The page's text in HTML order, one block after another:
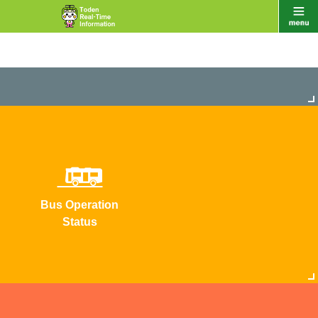
Bus Operation
Status